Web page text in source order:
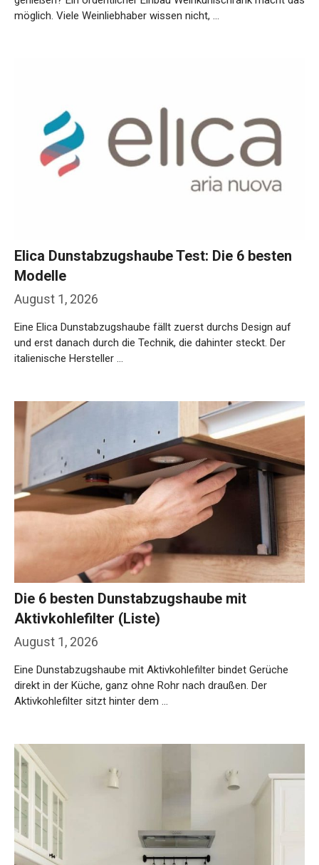
möglich. Viele Weinliebhaber wissen nicht, …
August 1, 2026
Elica Dunstabzugshaube Test: Die 6 besten
Modelle
Eine Elica Dunstabzugshaube fällt zuerst durchs Design auf
und erst danach durch die Technik, die dahinter steckt. Der
italienische Hersteller …
August 1, 2026
Die 6 besten Dunstabzugshaube mit
Aktivkohlefilter (Liste)
Eine Dunstabzugshaube mit Aktivkohlefilter bindet Gerüche
direkt in der Küche, ganz ohne Rohr nach draußen. Der
Aktivkohlefilter sitzt hinter dem …